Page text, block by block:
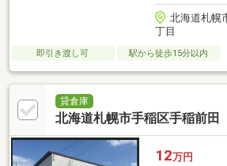
北海道札幌
丁目
即引き渡し可 駅から徒歩15分以内
貸倉庫
北海道札幌市手稲区手稲前田
12万円